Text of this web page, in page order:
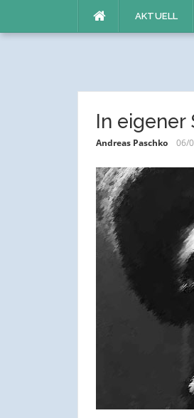
AKTUELL
In eigener
Andreas Paschko 06/